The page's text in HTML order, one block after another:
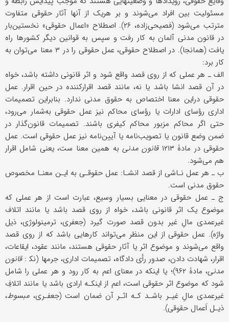
مسئولیت بین افراد می‌شوند و بر هریک از آنها آثار حقوقی متفاوت
مترتب می‌شود (فصیحی‌زاده، ۲۶). اصطلاح «اعمال حقوقی» نخستین‌بار
در قانون مدنی آلمان به کار رفت و سپس به قوانین دیگر کشورها راه
یافت (همانجا). در اصطلاح حقوقی، عمل حقوقی را در ۳ معنا می‌توان به
کار برد:
الف ـ هر عملی که از روی قصد واقع شود و اثر قانونی داشته باشد، خواه
در آن قصد انشا باشد یا نه، مانند قصد اقرارکننده در حین اقرار. عمل
حقوقی دراین معنا اختصاص به حقوق مدنی ندارد. بنابراین تصمیمات
اداری رؤسای ادارات یا رؤسای محاکم نیز عمل حقوقی به‌شمار می‌رود،
حتى اگر محاکم مزبور محاکم کیفری باشند. تصمیمات قانون‌گذار در
ضمن وضع قانون یا تصویب‌نامه یا آیین‌نامه نیز عمل حقوقی است. عمل
حقوقی در مادۀ ۱۲۱۳
قانون مدنی به همین معنا ست، یعنی شامل اقرار
هم می‌شود.
ب ـ هر عمل نـاشی از قصد انشـا: عمل حقوقـی به ایـن معنـا مخصوص
حقوق مدنی است.
ج ـ عمل حقوقی در معنایی بسیار وسیع، عبارت است از هر عملی که
موضوع یک اثر قانونی باشد، خواه از روی قصد باشد یا مانند اتلاف
غیرعمدی مالِ غیر بدون قصد صورت گیرد (جعفری، ترمینولوژی، ذیل
واژه). عمل حقوقی از این منظر می‌تواند کارهایی باشد که از روی قصد
واقع می‌شوند و موضوع اثر یا آثار حقوقی هستند، مانند عقود، ایقاعات،
اقرار، شهادت دادن، صدور رأی دادگاه، تصمیمات اداری، جرمها (نک‍ :قانون
مدنی
، مادۀ ۹۶۲)؛ یا اینکه در معنای اعم به کار رود و هر عملی را شامل
شود که موضوع اثر حقوقی است، اعم از اینکـه ارادی باشد یا مانند اتلافِ
غیرعمدی مالِ غیـر باشـد کـه اثـر آن ضمان است (جعفـری، مبسوط،
ذیـل اَعمال حقوقی).